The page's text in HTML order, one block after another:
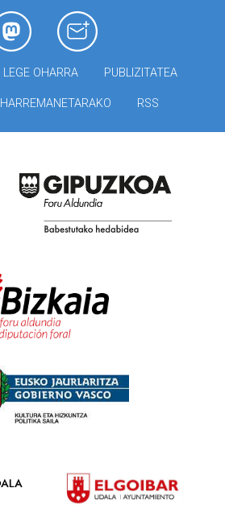
LEGE OHARRA PUBLIZITATEA
HARREMANETARAKO RSS